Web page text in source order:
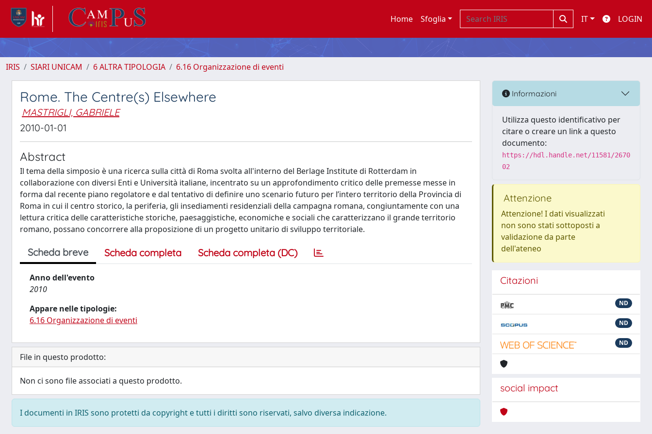
Home Sfoglia IT LOGIN
IRIS SIARI UNICAM 6 ALTRA TIPOLOGIA 6.16 Organizzazione di eventi
Rome. The Centre(s) Elsewhere
MASTRIGLI, GABRIELE
2010-01-01
Abstract
Il tema della simposio è una ricerca sulla città di Roma svolta all'interno del Berlage Institute di Rotterdam in
collaborazione con diversi Enti e Università italiane, incentrato su un approfondimento critico delle premesse messe in
forma dal recente piano regolatore e dal tentativo di definire uno scenario futuro per l’intero territorio della Provincia di
Roma in cui il centro storico, la periferia, gli insediamenti residenziali della campagna romana, congiuntamente con una
lettura critica delle caratteristiche storiche, paesaggistiche, economiche e sociali che caratterizzano il grande territorio
romano, possano concorrere alla proposizione di un progetto unitario di sviluppo territoriale.
Scheda breve Scheda completa Scheda completa (DC)
Anno dell'evento
2010
Appare nelle tipologie:
6.16 Organizzazione di eventi
File in questo prodotto:
Non ci sono file associati a questo prodotto.
I documenti in IRIS sono protetti da copyright e tutti i diritti sono riservati, salvo diversa indicazione.
Informazioni
Utilizza questo identificativo per
citare o creare un link a questo
documento:
https://hdl.handle.net/11581/2670
02
Attenzione
Attenzione! I dati visualizzati
non sono stati sottoposti a
validazione da parte
dell'ateneo
Citazioni
ND
ND
ND
social impact